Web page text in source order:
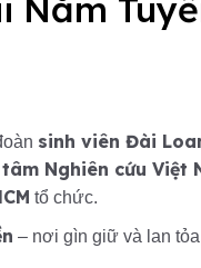
Năm
sinh viên Đài
Nghiên cứu Việt
tổ chức.
– nơi gìn giữ và lan